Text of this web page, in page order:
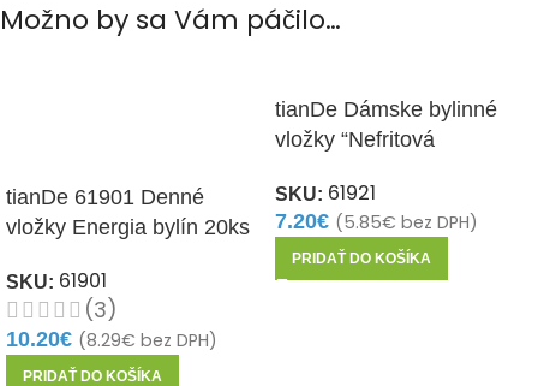
Možno by sa Vám páčilo…
tianDe 61901 Denné
vložky Energia bylín 20ks
SKU: 61901
(3)
10.20€ (8.29€ bez DPH)
PRIDAŤ DO KOŠÍKA
tianDe Dámske bylinné
vložky “Nefritová
25ks
SKU: 61921
7.20€ (5.85€ bez DPH)
PRIDAŤ DO KOŠÍKA